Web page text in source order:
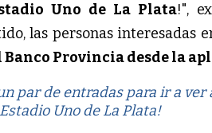
Uno de La Plata!",
las personas interesadas
Provincia desde la
par de entradas para ir a ver
Uno de La Plata!